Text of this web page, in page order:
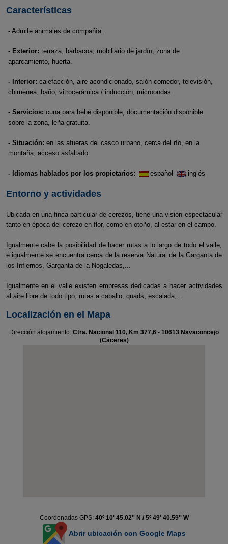
Características
- Admite animales de compañía.
- Exterior: terraza, barbacoa, mobiliario de jardín, zona de
aparcamiento, huerta.
- Interior: calefacción, aire acondicionado, salón-comedor, televisión,
chimenea, baño, vitrocerámica / inducción, microondas.
- Servicios: cuna para bebé disponible, documentación disponible
sobre la zona, leña gratuita.
- Situación: en las afueras del casco urbano, cerca del río, en la
montaña, acceso asfaltado.
- Idiomas hablados por los propietarios: español inglés
Entorno y actividades
Ubicada en una finca particular de cerezos, tiene una visión espectacular
tanto en época del cerezo en flor, como en otoño, al estar en el campo.
Igualmente cabe la posibilidad de hacer rutas a lo largo de todo el valle,
e igualmente se encuentra cerca de la reserva Natural de la Garganta de
los Infiernos, Garganta de la Nogaledas,...
Igualmente en el valle existen empresas dedicadas a hacer actividades
al aire libre de todo tipo, rutas a caballo, quads, escalada,...
Localización en el Mapa
Dirección alojamiento: Ctra. Nacional 110, Km 377,6 - 10613 Navaconcejo
(Cáceres)
Coordenadas GPS: 40º 10' 45.02'' N / 5º 49' 40.59'' W
Abrir ubicación con Google Maps